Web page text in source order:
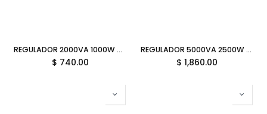
REGULADOR 2000VA 1000W CYBERPOWER CL2000VR 8C 12M DE GARANTIA
$ 740.00
REGULADOR 5000VA 2500W CDP R-AVR5008 8C CABLE DE CORRIENTE NEMA-5-20P 11M DE GARANTIA
$ 1,860.00